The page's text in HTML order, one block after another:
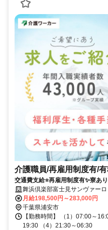
介護職員/再雇用制度有/
交通費支給⭐️再雇用制度有✨寮あ
研修支援有✨経験者優遇
舞浜倶楽部富士見サンヴァーロ
月給198,500円～283,000円
千葉県浦安市
【勤務時間】 （1）07:00～
19:30 （4）21:30～06:30